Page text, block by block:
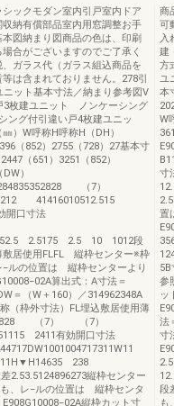
ックモダン室内引戸室内ドア
納有償部品室内用窓調整お手
図納まり図商品の色は、印刷
合がございますのでご了承く
ガラス代（ガラス組込商品を
は含まれておりません。278引
ット基本寸法／納まり参考図V
3枚建ユニット ノンケーシング
グ付引違い戸4枚建ユニッ
）W呼称H呼称H（DH）
（852）2755（728）27基本寸
（651）3251（852）
）
（7）
41416010512.515
開口寸法
2.5175 2.5 10 1012段
敷居使用FLFL 縦枠センター※枠
−ルの位置は 縦枠センターより
算出式：A寸法＝
＝（W＋160）／314962348A
（枠外寸法）FL埋込敷居使用薄
（7） （7）
2411有効開口寸法
238
2.53.5124896273縦枠センター
、レ−ルの位置は 縦枠センタ
縦枠カット寸
商
可
入
建
方
ユ
本
W
寸
置
参
ッ
法
寸
段
も